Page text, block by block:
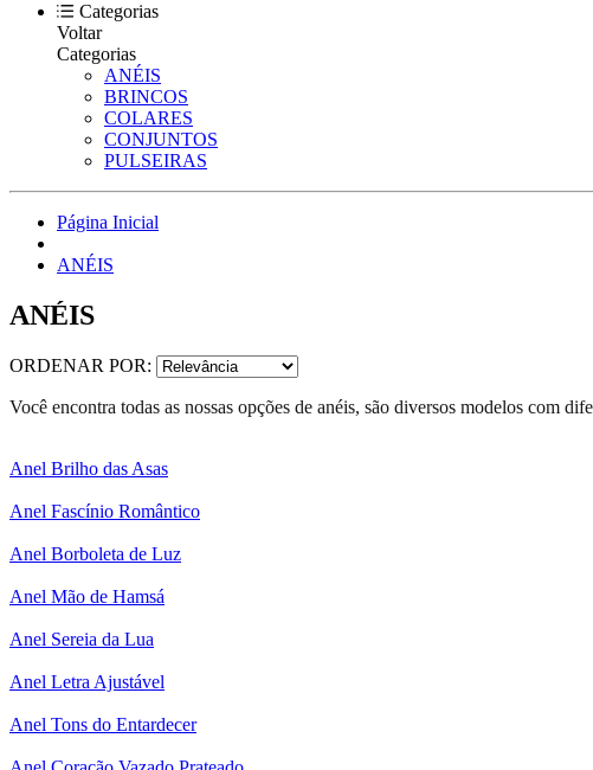
Categorias
Voltar
Categorias
ANÉIS
BRINCOS
COLARES
CONJUNTOS
PULSEIRAS
Página Inicial
ANÉIS
ANÉIS
ORDENAR POR:
Você encontra todas as nossas opções de anéis, são diversos modelos com
Anel Brilho das Asas
Anel Fascínio Romântico
Anel Borboleta de Luz
Anel Mão de Hamsá
Anel Sereia da Lua
Anel Letra Ajustável
Anel Tons do Entardecer